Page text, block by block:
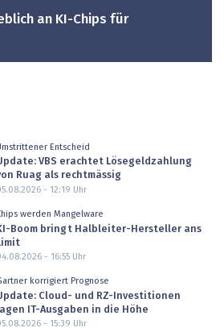
an KI-Chips für
Entscheid
VBS erachtet Lösegeldzahlung
Ruag als rechtmässig
- 12:19 Uhr
werden Mangelware
Boom bringt Halbleiter-Hersteller ans
- 16:55Uhr
korrigiert Prognose
Cloud- und RZ-Investitionen
IT-Ausgaben in die Höhe
- 15:39 Uhr